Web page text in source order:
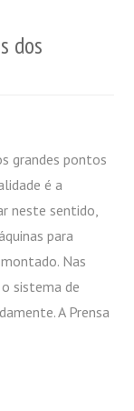
dos
grandes pontos
é a
neste sentido,
para
Nas
sistema de
A Prensa